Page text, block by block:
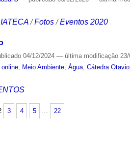
/Fotos /Eventos 2020
04/12/2024— última modificação
online, Meio Ambiente,Água,Cátedra
3 4 5 22